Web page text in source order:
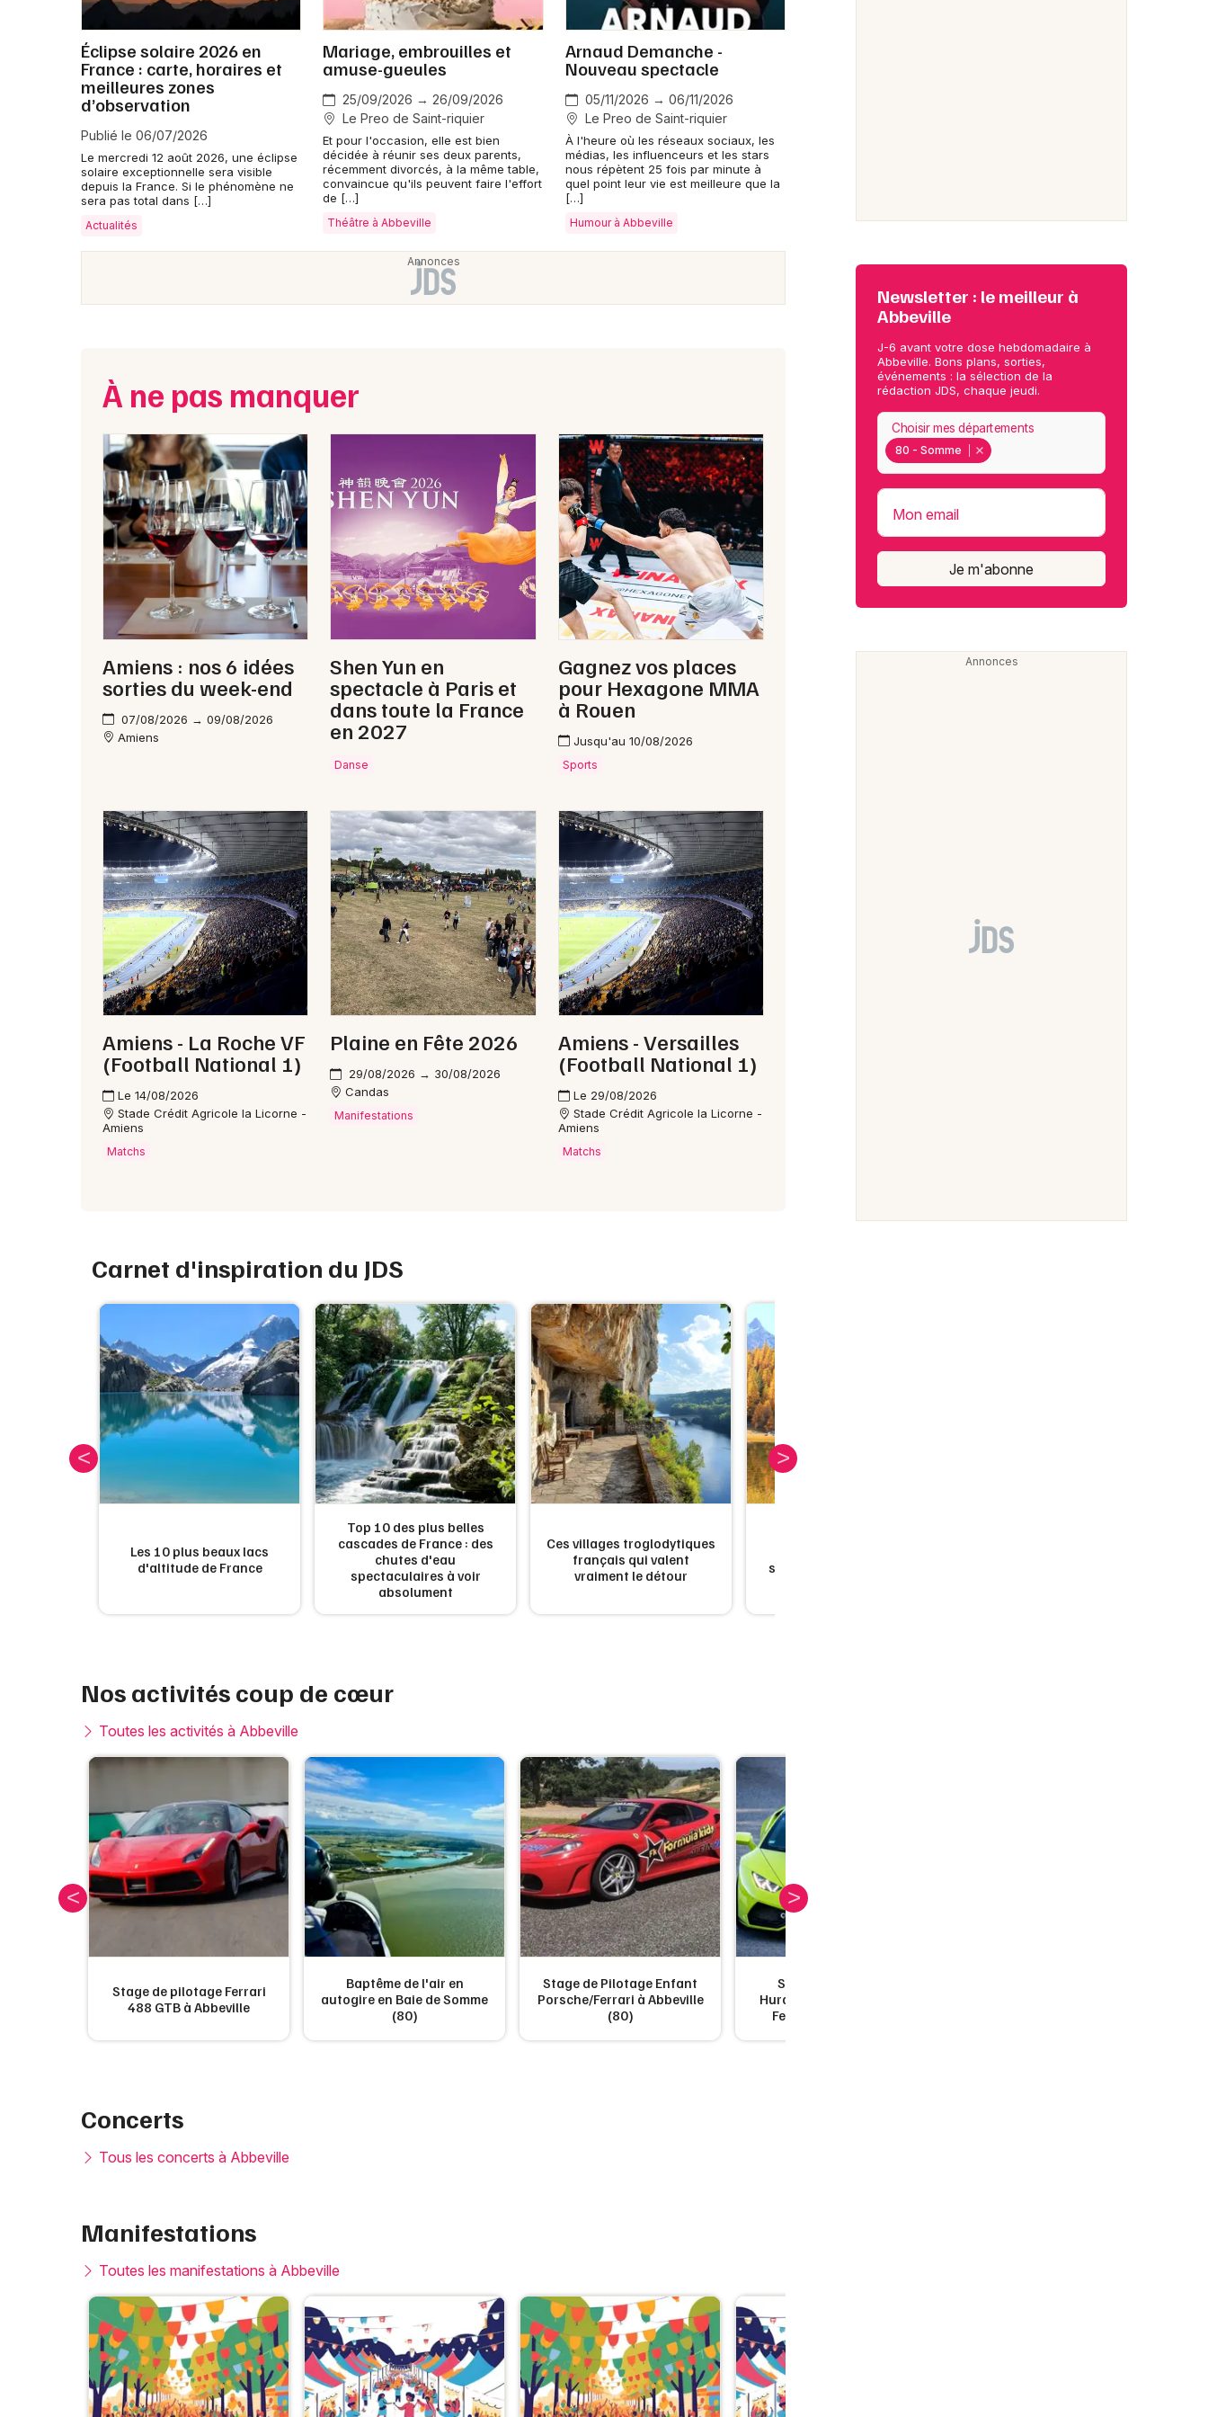
Newsletter des sorties
Artistes en tournée
Actus à Abbeville
Magazine à Abbeville
80 - Somme
Choisir mes départements
Mon email
Je m'abonne
Éclipse solaire 2026 en
France : carte, horaires et
meilleures zones
d’observation
Publié le 06/07/2026
Le mercredi 12 août 2026, une éclipse
solaire exceptionnelle sera visible
depuis la France. Si le phénomène ne
sera pas total dans […]
Actualités
Mariage, embrouilles et
amuse-gueules
25/09/2026 → 26/09/2026
Le Preo de Saint-riquier
Et pour l'occasion, elle est bien
décidée à réunir ses deux parents,
récemment divorcés, à la même table,
convaincue qu'ils peuvent faire l'effort
de […]
Théâtre à Abbeville
Arnaud Demanche -
Nouveau spectacle
05/11/2026 → 06/11/2026
Le Preo de Saint-riquier
À l'heure où les réseaux sociaux, les
médias, les influenceurs et les stars
nous répètent 25 fois par minute à
quel point leur vie est meilleure que la
[…]
Humour à Abbeville
À ne pas manquer
Amiens : nos 6 idées
sorties du week-end
07/08/2026 → 09/08/2026
Amiens
Shen Yun en
spectacle à Paris et
dans toute la France
en 2027
Danse
Gagnez vos places
pour Hexagone MMA
à Rouen
Jusqu'au 10/08/2026
Sports
Amiens - La Roche VF
(Football National 1)
Le 14/08/2026
Stade Crédit Agricole la Licorne -
Amiens
Matchs
Plaine en Fête 2026
29/08/2026 → 30/08/2026
Candas
Manifestations
Amiens - Versailles
(Football National 1)
Le 29/08/2026
Stade Crédit Agricole la Licorne -
Amiens
Matchs
Carnet d'inspiration du JDS
Les 10 plus beaux lacs
d'altitude de France
Top 10 des plus belles
cascades de France : des
chutes d'eau
spectaculaires à voir
absolument
Ces villages troglodytiques
français qui valent
vraiment le détour
spectaculaires de France
Nos activités coup de cœur
Toutes les activités à Abbeville
Stage de pilotage Ferrari
488 GTB à Abbeville
Baptême de l'air en
autogire en Baie de Somme
(80)
Stage de Pilotage Enfant
Porsche/Ferrari à Abbeville
(80)
Stage Lamborghini
Huracan+ Porsche 991+
Ferrari F8 à Abbeville
Concerts
Tous les concerts à Abbeville
Manifestations
Toutes les manifestations à Abbeville
Newsletter : le meilleur à
Abbeville
J-6 avant votre dose hebdomadaire à
Abbeville. Bons plans, sorties,
événements : la sélection de la
rédaction JDS, chaque jeudi.
80 - Somme
Choisir mes départements
Mon email
Je m'abonne